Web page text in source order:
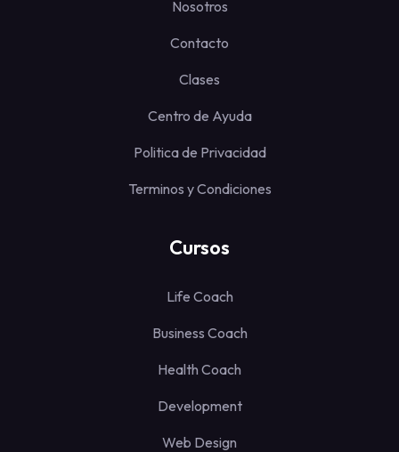
Nosotros
Contacto
Clases
Centro de Ayuda
Politica de Privacidad
Terminos y Condiciones
Cursos
Life Coach
Business Coach
Health Coach
Development
Web Design